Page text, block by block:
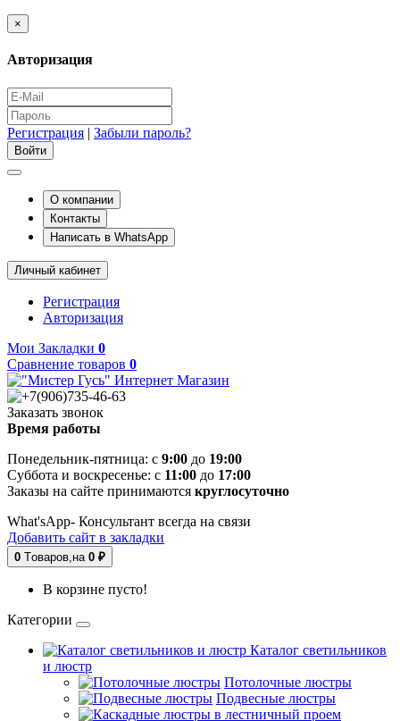
×
Авторизация
Регистрация | Забыли пароль?
О компании
Контакты
Написать в WhatsApp
Личный кабинет
Регистрация
Авторизация
Мои Закладки 0
Сравнение товаров 0
Заказать звонок
Время работы
Понедельник-пятница: с 9:00 до 19:00
Суббота и воскресенье: с 11:00 до 17:00
Заказы на сайте принимаются круглосуточно
What'sApp- Консультант всегда на связи
Добавить сайт в закладки
0 Tоваров, на 0 ₽
В корзине пусто!
Категории
Каталог светильников
и люстр
Потолочные люстры
Подвесные люстры